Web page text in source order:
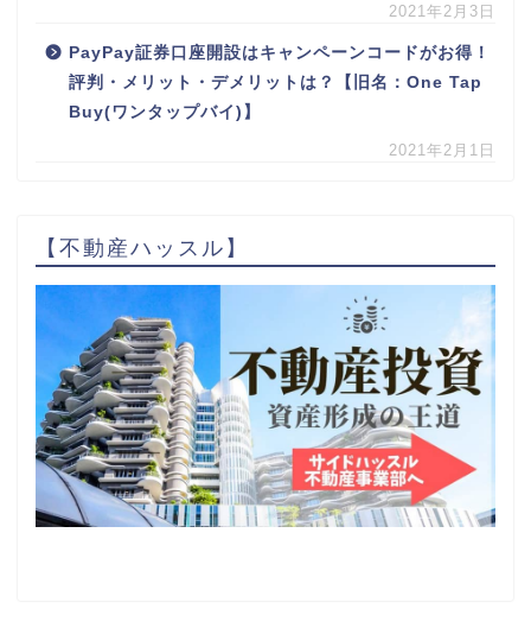
2021年2月3日
PayPay証券口座開設はキャンペーンコードがお得！
評判・メリット・デメリットは？【旧名：One Tap
Buy(ワンタップバイ)】
2021年2月1日
【不動産ハッスル】